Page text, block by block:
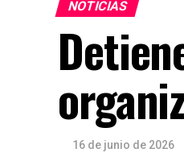
NOTICIAS
16 de junio de 2026